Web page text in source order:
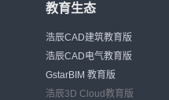
教育生态
浩辰CAD建筑教育版
浩辰CAD电气教育版
GstarBIM 教育版
浩辰3D Cloud教育版